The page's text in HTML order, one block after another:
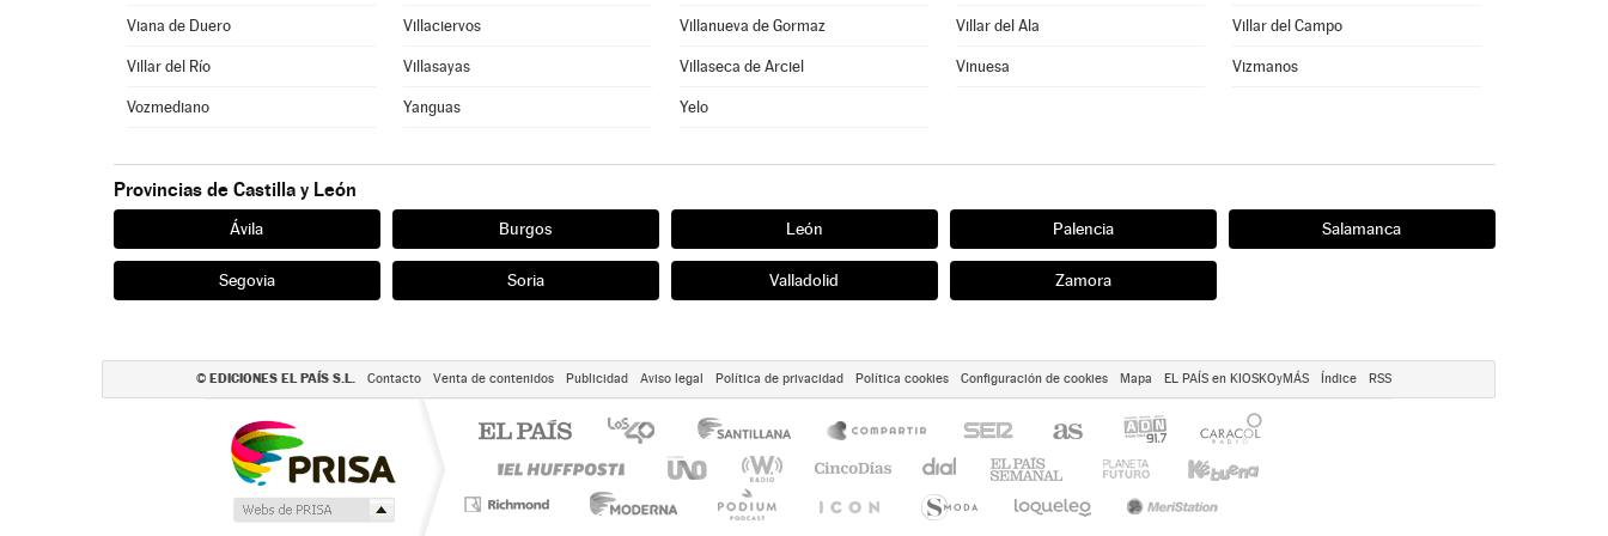
Viana de Duero Villaciervos Villanueva de Gormaz Villar del Ala Villar del Campo
Villar del Río Villasayas Villaseca de Arciel Vinuesa Vizmanos
Vozmediano Yanguas Yelo
Provincias de Castilla y León
Ávila Burgos León Palencia Salamanca
Segovia Soria Valladolid Zamora
© EDICIONES EL PAÍS S.L. Contacto Venta de contenidos Publicidad Aviso legal Política de privacidad Política cookies Configuración de cookies Mapa EL PAÍS en KIOSKOyMÁS Índice RSS